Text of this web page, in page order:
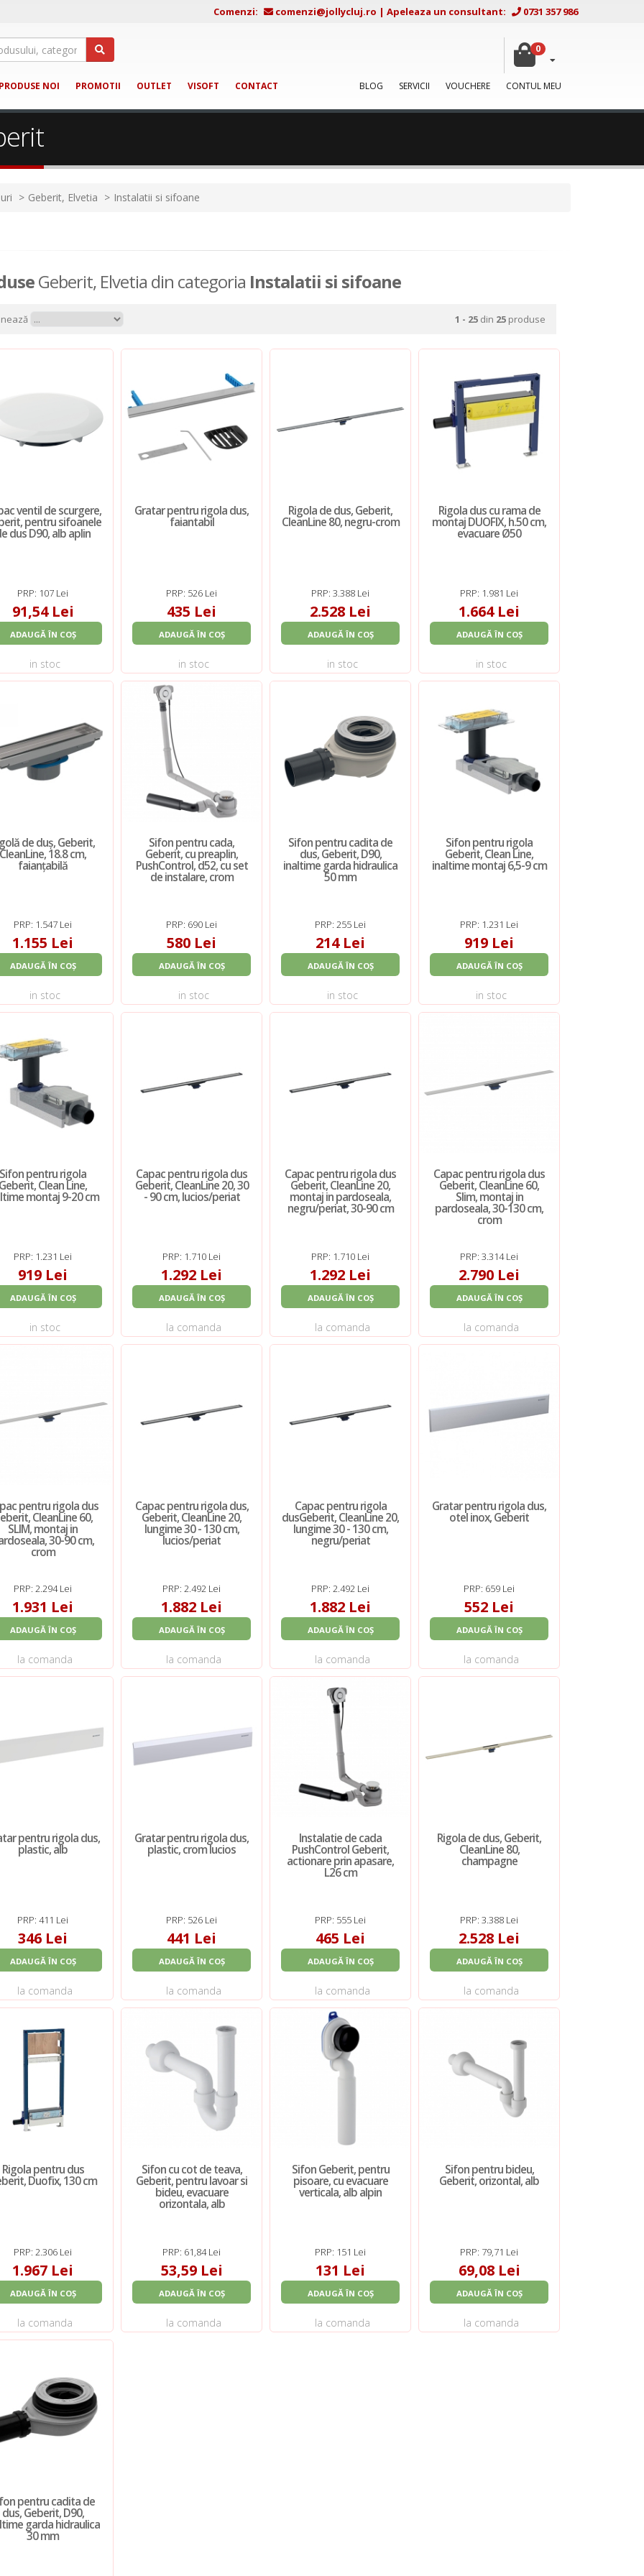
Comenzi: comenzi@jollycluj.ro | Apeleaza un consultant: 0731 357 986
0
NOI PROMOTII OUTLET VISOFT CONTACT BLOG SERVICII VOUCHERE CONTUL MEU
Geberit, Elvetia Instalatii si sifoane
Geberit, Elvetia din categoria Instalatii si sifoane
1 - 25din 25produse
ventil de scurgere,
pentru sifoanele
dus D90, alb aplin
PRP: 107 Lei
91,54 Lei
ADAUGĂ ÎN COȘ
in stoc
Gratar pentru rigola dus,
faiantabil
PRP: 526 Lei
435 Lei
ADAUGĂ ÎN COȘ
in stoc
Rigola de dus, Geberit,
CleanLine 80, negru-crom
PRP: 3.388 Lei
2.528 Lei
ADAUGĂ ÎN COȘ
in stoc
Rigola dus cu rama de
montaj DUOFIX, h.50 cm,
evacuare Ø50
PRP: 1.981 Lei
1.664 Lei
ADAUGĂ ÎN COȘ
in stoc
de duș, Geberit,
CleanLine, 18.8 cm,
faianțabilă
PRP: 1.547 Lei
1.155 Lei
ADAUGĂ ÎN COȘ
in stoc
Sifon pentru cada,
Geberit, cu preaplin,
PushControl, d52, cu set
de instalare, crom
PRP: 690 Lei
580 Lei
ADAUGĂ ÎN COȘ
in stoc
Sifon pentru cadita de
dus, Geberit, D90,
inaltime garda hidraulica
50 mm
PRP: 255 Lei
214 Lei
ADAUGĂ ÎN COȘ
in stoc
Sifon pentru rigola
Geberit, Clean Line,
inaltime montaj 6,5-9 cm
PRP: 1.231 Lei
919 Lei
ADAUGĂ ÎN COȘ
in stoc
Sifon pentru rigola
Clean Line,
montaj 9-20 cm
PRP: 1.231 Lei
919 Lei
ADAUGĂ ÎN COȘ
in stoc
Capac pentru rigola dus
Geberit, CleanLine 20, 30
- 90 cm, lucios/periat
PRP: 1.710 Lei
1.292 Lei
ADAUGĂ ÎN COȘ
la comanda
Capac pentru rigola dus
Geberit, CleanLine 20,
montaj in pardoseala,
negru/periat, 30-90 cm
PRP: 1.710 Lei
1.292 Lei
ADAUGĂ ÎN COȘ
la comanda
Capac pentru rigola dus
Geberit, CleanLine 60,
Slim, montaj in
pardoseala, 30-130 cm,
crom
PRP: 3.314 Lei
2.790 Lei
ADAUGĂ ÎN COȘ
la comanda
pentru rigola dus
CleanLine 60,
SLIM, montaj in
30-90 cm,
crom
PRP: 2.294 Lei
1.931 Lei
ADAUGĂ ÎN COȘ
la comanda
Capac pentru rigola dus,
Geberit, CleanLine 20,
lungime 30 - 130 cm,
lucios/periat
PRP: 2.492 Lei
1.882 Lei
ADAUGĂ ÎN COȘ
la comanda
Capac pentru rigola
dusGeberit, CleanLine 20,
lungime 30 - 130 cm,
negru/periat
PRP: 2.492 Lei
1.882 Lei
ADAUGĂ ÎN COȘ
la comanda
Gratar pentru rigola dus,
otel inox, Geberit
PRP: 659 Lei
552 Lei
ADAUGĂ ÎN COȘ
la comanda
pentru rigola dus,
plastic, alb
PRP: 411 Lei
346 Lei
ADAUGĂ ÎN COȘ
la comanda
Gratar pentru rigola dus,
plastic, crom lucios
PRP: 526 Lei
441 Lei
ADAUGĂ ÎN COȘ
la comanda
Instalatie de cada
PushControl Geberit,
actionare prin apasare,
L26 cm
PRP: 555 Lei
465 Lei
ADAUGĂ ÎN COȘ
la comanda
Rigola de dus, Geberit,
CleanLine 80,
champagne
PRP: 3.388 Lei
2.528 Lei
ADAUGĂ ÎN COȘ
la comanda
Rigola pentru dus
Duofix, 130 cm
PRP: 2.306 Lei
1.967 Lei
ADAUGĂ ÎN COȘ
la comanda
Sifon cu cot de teava,
Geberit, pentru lavoar si
bideu, evacuare
orizontala, alb
PRP: 61,84 Lei
53,59 Lei
ADAUGĂ ÎN COȘ
la comanda
Sifon Geberit, pentru
pisoare, cu evacuare
verticala, alb alpin
PRP: 151 Lei
131 Lei
ADAUGĂ ÎN COȘ
la comanda
Sifon pentru bideu,
Geberit, orizontal, alb
PRP: 79,71 Lei
69,08 Lei
ADAUGĂ ÎN COȘ
la comanda
pentru cadita de
dus, Geberit, D90,
garda hidraulica
30 mm